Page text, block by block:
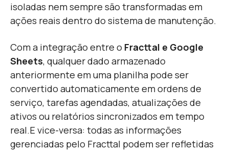
isoladas nem sempre são transformadas em
ações reais dentro do sistema de manutenção.
Com a integração entre o Fracttal e Google
Sheets, qualquer dado armazenado
anteriormente em uma planilha pode ser
convertido automaticamente em ordens de
serviço, tarefas agendadas, atualizações de
ativos ou relatórios sincronizados em tempo
real.E vice-versa: todas as informações
gerenciadas pelo Fracttal podem ser refletidas